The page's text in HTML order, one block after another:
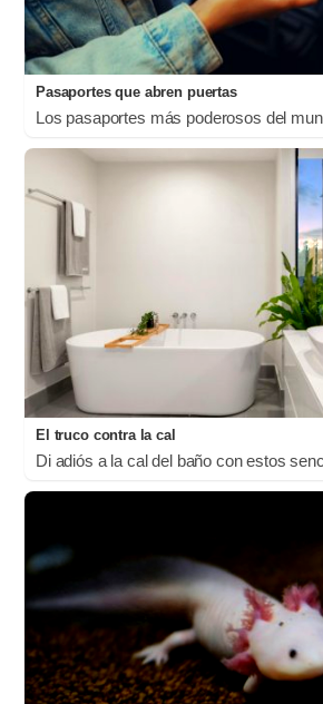
Pasaportes que abren puertas
Los pasaportes más poderosos del
El truco contra la cal
Di adiós a la cal del baño con estos